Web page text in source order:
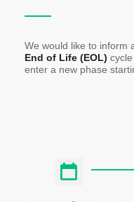
We would like to inform
End of Life (EOL)
enter a new phase